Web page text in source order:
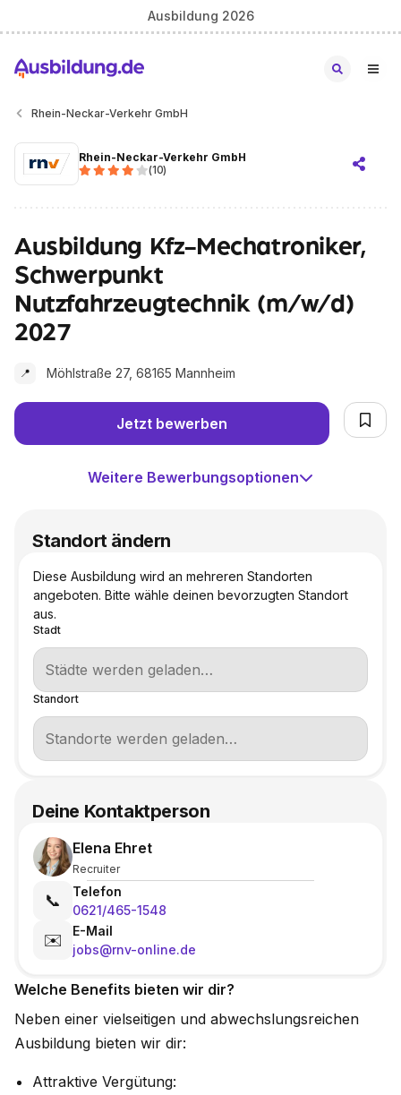
Ausbildung 2026
Rhein-Neckar-Verkehr GmbH
Rhein-Neckar-Verkehr GmbH
(10)
Ausbildung Kfz-Mechatroniker,
Schwerpunkt
Nutzfahrzeugtechnik (m/w/d)
2027
📍 Möhlstraße 27, 68165 Mannheim
Jetzt bewerben
Weitere Bewerbungsoptionen
Welche Benefits bieten wir dir?
Neben einer vielseitigen und abwechslungsreichen
Ausbildung bieten wir dir:
Attraktive Vergütung:
Standort ändern
Diese Ausbildung wird an mehreren Standorten
angeboten. Bitte wähle deinen bevorzugten Standort
aus.
Stadt
Standort
Deine Kontaktperson
Elena Ehret
Recruiter
📞
Telefon
0621/465-1548
✉️
E-Mail
jobs@rnv-online.de